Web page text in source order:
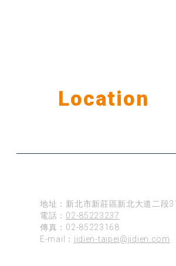
Location
地址：新北市新莊區新北大道二段
電話： 02-85223237
傳真：02-85223168
E-mail： jidien-taipei@jidien.com